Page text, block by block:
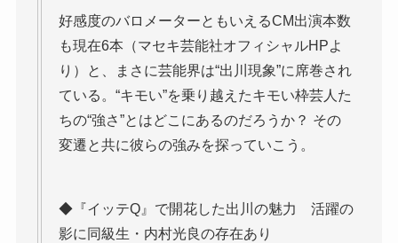
好感度のバロメーターともいえるCM出演本数
も現在6本（マセキ芸能社オフィシャルHPよ
り）と、まさに芸能界は“出川現象”に席巻され
ている。“キモい”を乗り越えたキモい枠芸人た
ちの“強さ”とはどこにあるのだろうか？ その
変遷と共に彼らの強みを探っていこう。
◆『イッテQ』で開花した出川の魅力 活躍の
影に同級生・内村光良の存在あり